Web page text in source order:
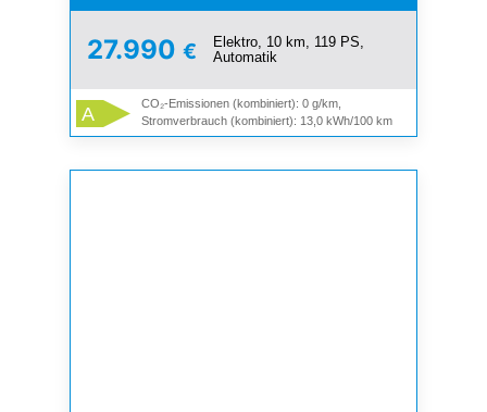
27.990 €
Elektro, 10 km, 119 PS,
Automatik
A
CO₂-Emissionen (kombiniert): 0 g/km,
Stromverbrauch (kombiniert): 13,0 kWh/100 km